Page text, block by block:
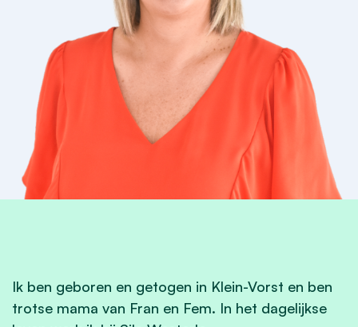
Ik ben geboren en getogen in Klein-Vorst en ben
trotse mama van Fran en Fem. In het dagelijkse